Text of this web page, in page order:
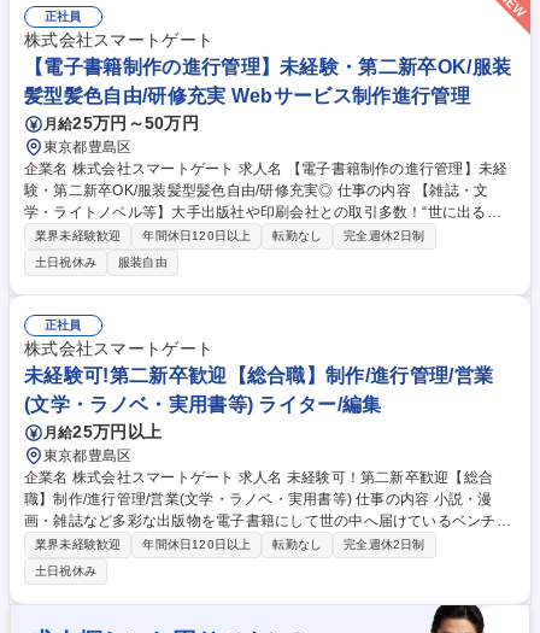
企画の方針や構成などの検討 ■配信データ入稿の補助 ■作品のデータ整理
■市場調査 ■SNS運用 ■販促資料の作成 ※男性向け/女性向け/TLなどご関
心のある業務に従事いただけるポジションをご提供します 募集職種 ※IT/
ネット/コンサル出身者歓迎【漫画編集者】DMMグループ/正社員登用実績
100%
正社員
株式会社スマートゲート
【電子書籍制作の進行管理】未経験・第二新卒OK/服装
髪型髪色自由/研修充実 Webサービス制作進行管理
月給25万円～50万円
東京都豊島区
企業名 株式会社スマートゲート 求人名 【電子書籍制作の進行管理】未経
験・第二新卒OK/服装髪型髪色自由/研修充実◎ 仕事の内容 【雑誌・文
学・ライトノベル等】大手出版社や印刷会社との取引多数！“世に出る
前”の電子書籍制作におけるアシスタント業務から進行管理をお任せ。研
修体制充実しておりますので未経験の方もご安心ください。 ◆電子書籍デ
ータのチェック（PDF・EPUB）◆入稿データの準備サポート ◆制作の進
行管理◆クライアント対応◆お見積もり作成◆電子書籍ファイルの作成・
電子書店への入稿 ※上記業務の中から、適性を考慮してお任せします！
世に出る前の出版物について情報をいち早くキャッチできることや、手掛
けた書籍がオンライン書店に並んだときの喜びが働く醍醐味です！ 募集職
種 【電子書籍制作の進行管理】未経験・第二新卒OK/服装髪型髪色自由/研
修充実◎
業界未経験歓迎 年間休日120日以上 転勤なし
完全週休2日制
土日祝休み
服装自由
正社員
株式会社スマートゲート
未経験可!第二新卒歓迎【総合職】制作/進行管理/営業
(文学・ラノベ・実用書等) ライター/編集
月給25万円以上
東京都豊島区
企業名 株式会社スマートゲート 求人名 未経験可！第二新卒歓迎【総合
職】制作/進行管理/営業(文学・ラノベ・実用書等) 仕事の内容 小説・漫
画・雑誌など多彩な出版物を電子書籍にして世の中へ届けているベンチャ
ー企業。 創業16年を迎え取引先は2,000社、制作実績は5万冊以上と業界
トップクラスまで成長した当社でオープンポジションを募集！ 未経験の方
は基礎的な業務から段階的にお任せ。配属後も適性やキャリア希望に応じ
てセクションをまたいだ成長が可能です【営業】出版社の相談窓口とし
て、案件ヒアリングから提案・調整までを担当。接客・事務など人と向き
業界未経験歓迎 年間休日120日以上 転勤なし
完全週休2日制
土日祝休み